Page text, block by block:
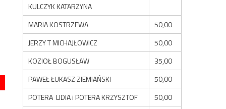
KULCZYK KATARZYNA
MARIA KOSTRZEWA
50,00
JERZY T MICHAJŁOWICZ
50,00
KOZIOŁ BOGUSŁAW
35,00
PAWEŁ ŁUKASZ ZIEMIAŃSKI
50,00
POTERA LIDIA i POTERA KRZYSZTOF
50,00